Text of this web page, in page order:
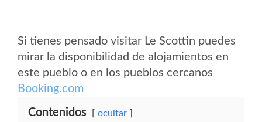
Si tienes pensado visitar Le Scottin puedes
mirar la disponibilidad de alojamientos en
este pueblo o en los pueblos cercanos
Booking.com
Contenidos ocultar